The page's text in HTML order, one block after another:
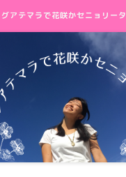
グアテマラで花咲かセニョリータ